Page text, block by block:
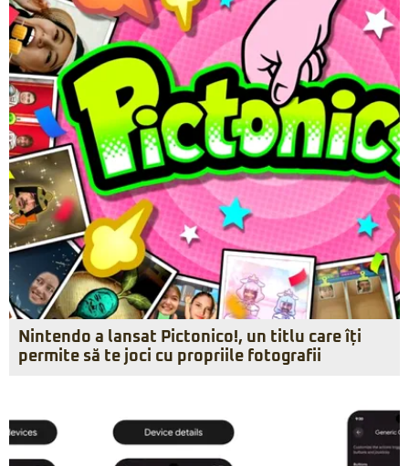
Nintendo a lansat Pictonico!, un titlu care îți
permite să te joci cu propriile fotografii